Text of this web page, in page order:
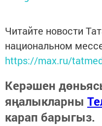
Читайте новости
национальном
https://max.ru/
Керәшен
яңалыкларны
карап барыгыз.